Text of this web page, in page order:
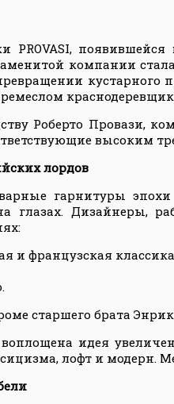
PROVASI, появившейся
компании
кустарного
Роберто Провази,
высоким
лордов
гарнитуры
глазах. Дизайнеры,
и французская
старшего брата
идея
лофт и модерн.